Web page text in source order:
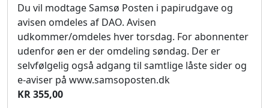
Du vil modtage Samsø Posten i papirudgave og
avisen omdeles af DAO. Avisen
udkommer/omdeles hver torsdag. For abonnenter
udenfor øen er der omdeling søndag. Der er
selvfølgelig også adgang til samtlige låste sider og
e-aviser på www.samsoposten.dk
KR 355,00